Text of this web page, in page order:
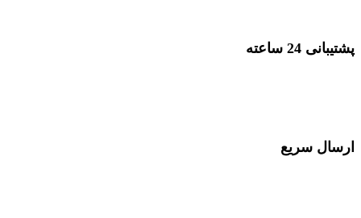
پشتیبانی 24 ساعته
ارسال سریع